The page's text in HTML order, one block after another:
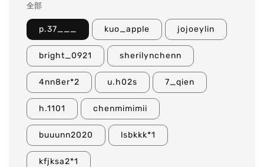
全部
p.37___ kuo_apple jojoeylin
bright_0921 sherilynchenn
4nn8er*2 u.h02s 7_qien
h.1101 chenmimimii
buuunn2020 lsbkkk*1
kfjksa2*1